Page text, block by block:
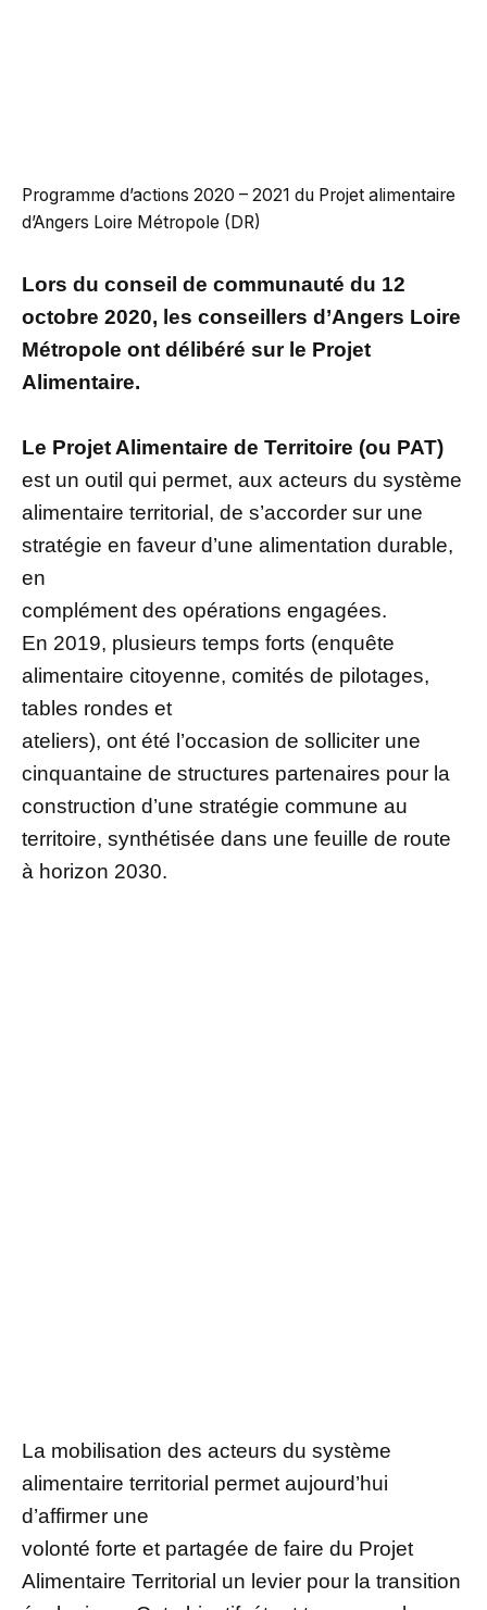
Programme d’actions 2020 – 2021 du Projet alimentaire
d’Angers Loire Métropole (DR)
Lors du conseil de communauté du 12
octobre 2020, les conseillers d’Angers Loire
Métropole ont délibéré sur le Projet
Alimentaire.
Le Projet Alimentaire de Territoire (ou PAT)
est un outil qui permet, aux acteurs du système
alimentaire territorial, de s’accorder sur une
stratégie en faveur d’une alimentation durable,
en
complément des opérations engagées.
En 2019, plusieurs temps forts (enquête
alimentaire citoyenne, comités de pilotages,
tables rondes et
ateliers), ont été l’occasion de solliciter une
cinquantaine de structures partenaires pour la
construction d’une stratégie commune au
territoire, synthétisée dans une feuille de route
à horizon 2030.
La mobilisation des acteurs du système
alimentaire territorial permet aujourd’hui
d’affirmer une
volonté forte et partagée de faire du Projet
Alimentaire Territorial un levier pour la transition